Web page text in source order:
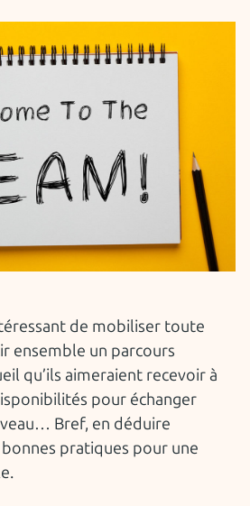
de mobiliser toute
ensemble un parcours
qu’ils aimeraient recevoir à
pour échanger
Bref, en déduire
pratiques pour une